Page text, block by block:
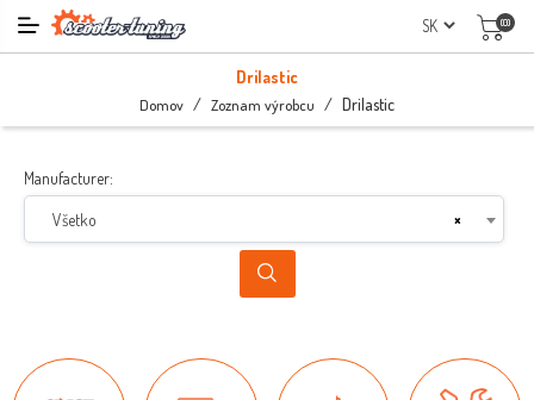
(0)
Drilastic
Domov / Zoznam výrobcu / Drilastic
Manufacturer:
×
Všetko